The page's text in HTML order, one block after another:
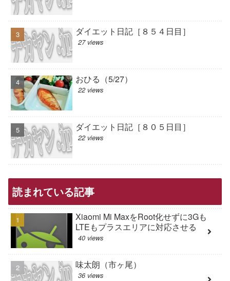
ダイエット日記［８５４日目］
27 views
おひる（5/27）
22 views
ダイエット日記［８０５日目］
22 views
読まれている記事
Xiaomi Mi MaxをRoot化せずに3Gも
LTEもプラスエリアに対応させる
40 views
味太朗（市ヶ尾）
36 views